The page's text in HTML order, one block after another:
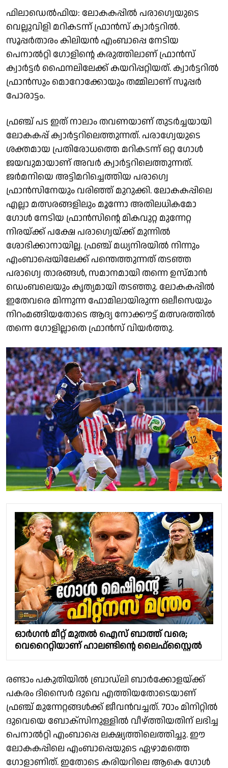
ഫിലാഡെൽഫിയ: ലോകകപ്പിൽ പരാഗ്വെയുടെ
വെല്ലുവിളി മറികടന്ന് ഫ്രാൻസ് ക്വാർട്ടറിൽ.
സൂപ്പർതാരം കിലിയൻ എംബാപ്പെ നേടിയ
പെനാൽറ്റി ഗോളിൻ്റെ കരുത്തിലാണ് ഫ്രാൻസ്
ക്വാർട്ടർ ഫൈനലിലേക്ക് കയറിപ്പറ്റിയത്. ക്വാർട്ടറിൽ
ഫ്രാൻസും മൊറോക്കോയും തമ്മിലാണ് സൂപ്പർ
പോരാട്ടം.
ഫ്രഞ്ച് പട ഇത് നാലാം തവണയാണ് തുടർച്ചയായി
ലോകകപ്പ് ക്വാർട്ടറിലെത്തുന്നത്. പരാഗ്വേയുടെ
ശക്തമായ പ്രതിരോധത്തെ മറികടന്ന് ഒറ്റ ഗോൾ
ജയവുമായാണ് അവർ ക്വാർട്ടറിലെത്തുന്നത്.
ജർമനിയെ അട്ടിമറിച്ചെത്തിയ പരാഗ്വെ
ഫ്രാൻസിനേയും വരിഞ്ഞ് മുറുക്കി. ലോകകപ്പിലെ
എല്ലാ മത്സരങ്ങളിലും മൂന്നോ അതിലധികമോ
ഗോൾ നേടിയ ഫ്രാൻസിൻ്റെ മികവുറ്റ മുന്നേറ്റ
നിരയ്ക്ക് പക്ഷേ പരാഗ്വെയ്ക്ക് മുന്നിൽ
ശോഭിക്കാനായില്ല. ഫ്രഞ്ച് മധ്യനിരയിൽ നിന്നും
എംബാപ്പെയിലേക്ക് പന്തെത്തുന്നത് തടഞ്ഞ
പരാഗ്വെ താരങ്ങൾ, സമാനമായി തന്നെ ഉസ്മാൻ
ഡെംബലെയും കൃത്യമായി തടഞ്ഞു. ലോകകപ്പിൽ
ഇതേവരെ മിന്നുന്ന ഫോമിലായിരുന്ന ഒലീസെയും
നിറംമങ്ങിയതോടെ ആദ്യ നോക്കൗട്ട് മത്സരത്തിൽ
തന്നെ ഗോളില്ലാതെ ഫ്രാൻസ് വിയർത്തു.
ഓർഗൻ മീറ്റ് മുതൽ ഐസ് ബാത്ത് വരെ;
വെറൈറ്റിയാണ് ഹാലണ്ടിൻ്റെ ലൈഫ്‌സ്റ്റൈൽ
രണ്ടാം പകുതിയിൽ ബ്രാഡ്ലി ബാർക്കോളയ്ക്ക്
പകരം ദിസൈർ ദുവെ എത്തിയതോടെയാണ്
ഫ്രഞ്ച് മുന്നേറ്റങ്ങൾക്ക് ജീവൻവച്ചത്. 70ാം മിനിറ്റിൽ
ദുവെയെ ബോക്സിനുള്ളിൽ വീഴ്ത്തിയതിന് ലഭിച്ച
പെനാൽറ്റി എംബാപ്പെ ലക്ഷ്യത്തിലെത്തിച്ചു. ഈ
ലോകകപ്പിലെ എംബാപ്പെയുടെ ഏഴാമത്തെ
ഗോളാണിത്. ഇതോടെ കരിയറിലെ ആകെ ഗോൾ